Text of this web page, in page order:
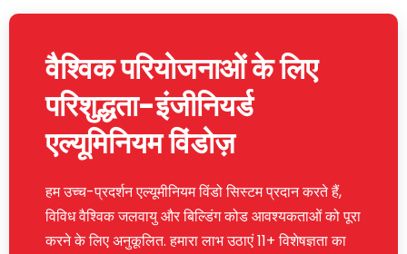
वैश्विक परियोजनाओं के लिए
परिशुद्धता-इंजीनियर्ड
एल्यूमिनियम विंडोज़
हम उच्च-प्रदर्शन एल्यूमीनियम विंडो सिस्टम प्रदान करते हैं,
विविध वैश्विक जलवायु और बिल्डिंग कोड आवश्यकताओं को पूरा
करने के लिए अनुकूलित. हमारा लाभ उठाएं 11+ विशेषज्ञता का